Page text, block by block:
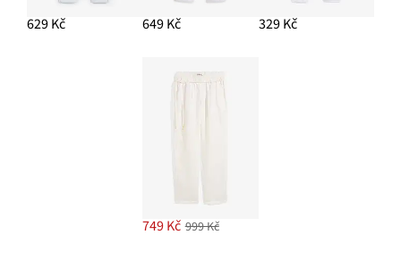
629 Kč 649 Kč 329 Kč
749 Kč 999 Kč